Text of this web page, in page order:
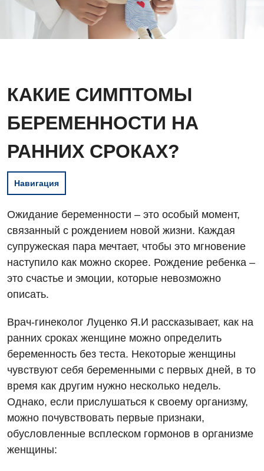
КАКИЕ СИМПТОМЫ
БЕРЕМЕННОСТИ НА
РАННИХ СРОКАХ?
Навигация
Ожидание беременности – это особый момент,
связанный с рождением новой жизни. Каждая
супружеская пара мечтает, чтобы это мгновение
наступило как можно скорее. Рождение ребенка –
это счастье и эмоции, которые невозможно
описать.
Врач-гинеколог Луценко Я.И рассказывает, как на
ранних сроках женщине можно определить
беременность без теста. Некоторые женщины
чувствуют себя беременными с первых дней, в то
время как другим нужно несколько недель.
Однако, если прислушаться к своему организму,
можно почувствовать первые признаки,
обусловленные всплеском гормонов в организме
женщины: